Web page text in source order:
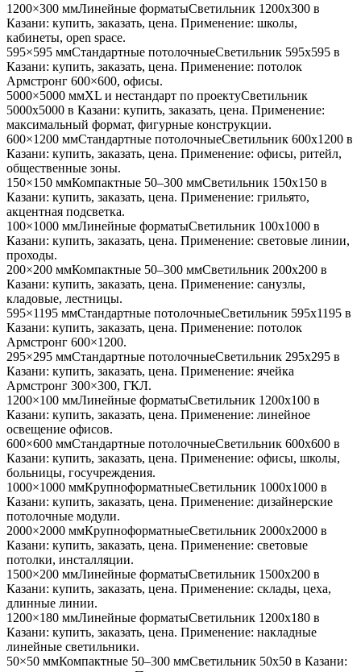
1200×300 ммЛинейные форматыСветильник 1200x300 в
Казани: купить, заказать, цена. Применение: школы,
кабинеты, open space.
595×595 ммСтандартные потолочныеСветильник 595x595 в
Казани: купить, заказать, цена. Применение: потолок
Армстронг 600×600, офисы.
5000×5000 ммXL и нестандарт по проектуСветильник
5000x5000 в Казани: купить, заказать, цена. Применение:
максимальный формат, фигурные конструкции.
600×1200 ммСтандартные потолочныеСветильник 600x1200 в
Казани: купить, заказать, цена. Применение: офисы, ритейл,
общественные зоны.
150×150 ммКомпактные 50–300 ммСветильник 150x150 в
Казани: купить, заказать, цена. Применение: грильято,
акцентная подсветка.
100×1000 ммЛинейные форматыСветильник 100x1000 в
Казани: купить, заказать, цена. Применение: световые линии,
проходы.
200×200 ммКомпактные 50–300 ммСветильник 200x200 в
Казани: купить, заказать, цена. Применение: санузлы,
кладовые, лестницы.
595×1195 ммСтандартные потолочныеСветильник 595x1195 в
Казани: купить, заказать, цена. Применение: потолок
Армстронг 600×1200.
295×295 ммСтандартные потолочныеСветильник 295x295 в
Казани: купить, заказать, цена. Применение: ячейка
Армстронг 300×300, ГКЛ.
1200×100 ммЛинейные форматыСветильник 1200x100 в
Казани: купить, заказать, цена. Применение: линейное
освещение офисов.
600×600 ммСтандартные потолочныеСветильник 600x600 в
Казани: купить, заказать, цена. Применение: офисы, школы,
больницы, госучреждения.
1000×1000 ммКрупноформатныеСветильник 1000x1000 в
Казани: купить, заказать, цена. Применение: дизайнерские
потолочные модули.
2000×2000 ммКрупноформатныеСветильник 2000x2000 в
Казани: купить, заказать, цена. Применение: световые
потолки, инсталляции.
1500×200 ммЛинейные форматыСветильник 1500x200 в
Казани: купить, заказать, цена. Применение: склады, цеха,
длинные линии.
1200×180 ммЛинейные форматыСветильник 1200x180 в
Казани: купить, заказать, цена. Применение: накладные
линейные светильники.
50×50 ммКомпактные 50–300 ммСветильник 50x50 в Казани: